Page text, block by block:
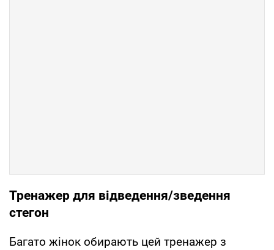
Тренажер для відведення/зведення
стегон
Багато жінок обирають цей тренажер з